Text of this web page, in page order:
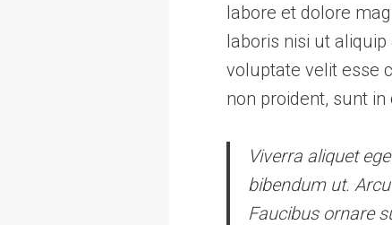
labore et dolore
laboris nisi ut
voluptate velit esse
non proident, sunt
Viverra aliquet
bibendum ut.
Faucibus ornare